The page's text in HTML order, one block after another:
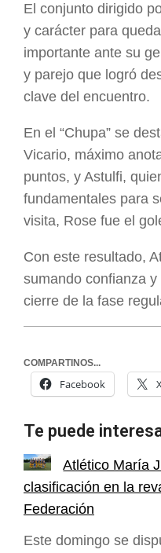
El conjunto dirigido
y carácter para
importante ante su
y parejo que logró
clave del encuentro.
En el “Chupa” se
Vicario, máximo
puntos, y Astulfi,
fundamentales para
visita, Rose fue el
Con este resultado,
sumando confianza
cierre de la fase
COMPARTINOS...
Facebook
Te puede
Atlético María
clasificación en la
Federación
Este domingo se